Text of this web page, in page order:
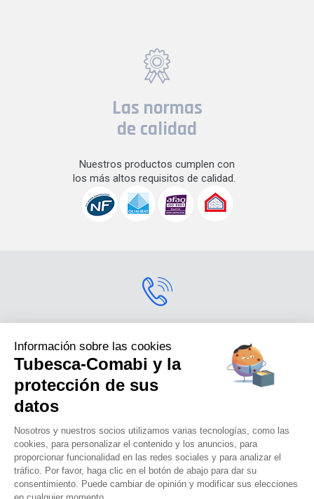
Las normas
de calidad
Nuestros productos cumplen con
los más altos requisitos de calidad.
Para más información
sobre nuestros productos,
contáctenos.s
+33 (0) 4 74 00 90 90
Tubesca-comabi©2016
Información sobre las cookies
Tubesca-Comabi y la
protección de sus
datos
Nosotros y nuestros socios utilizamos varias tecnologías, como las
cookies, para personalizar el contenido y los anuncios, para
proporcionar funcionalidad en las redes sociales y para analizar el
tráfico. Por favor, haga clic en el botón de abajo para dar su
consentimiento. Puede cambiar de opinión y modificar sus elecciones